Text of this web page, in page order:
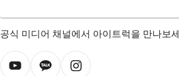
공식 미디어 채널에서 아이트럭을 만나보